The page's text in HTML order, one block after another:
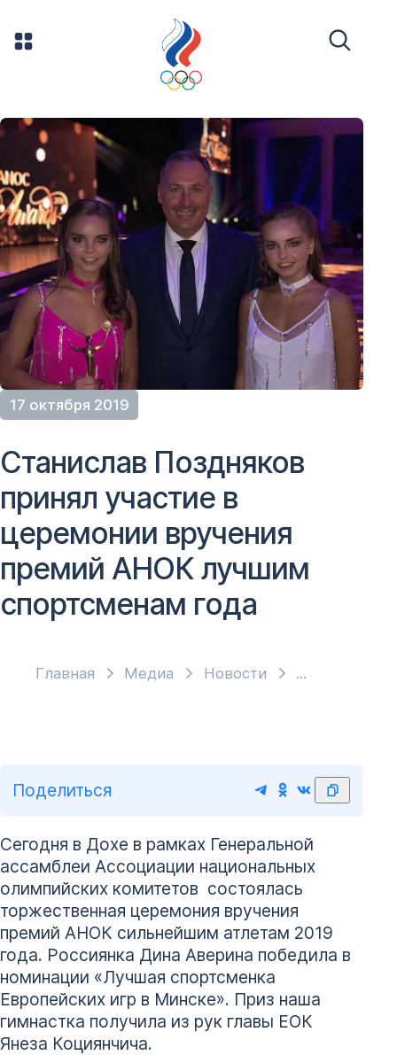
17 октября 2019
Главная Медиа Новости
Станислав Поздняков
принял участие в
церемонии вручения
премий АНОК лучшим
спортсменам года
Поделиться
Сегодня в Дохе в рамках Генеральной
ассамблеи Ассоциации национальных
олимпийских комитетов состоялась
торжественная церемония вручения
премий АНОК сильнейшим атлетам 2019
года. Россиянка Дина Аверина победила в
номинации «Лучшая спортсменка
Европейских игр в Минске». Приз наша
гимнастка получила из рук главы ЕОК
Янеза Коциянчича.